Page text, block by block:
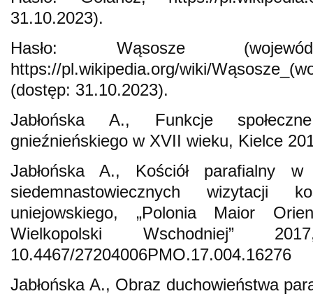
31.10.2023).
Hasło: Wąsosze
https://pl.wikipedia.org/wiki/
(dostęp: 31.10.2023).
Jabłońska A., Funkcje
gnieźnieńskiego w XVII wieku, Kielce
Jabłońska A., Kościół parafialny
siedemnastowiecznych wizytacji
uniejowskiego, „Polonia Maior
Wielkopolski
10.4467/27204006PMO.17.004.16276
Jabłońska A., Obraz duchowieństwa